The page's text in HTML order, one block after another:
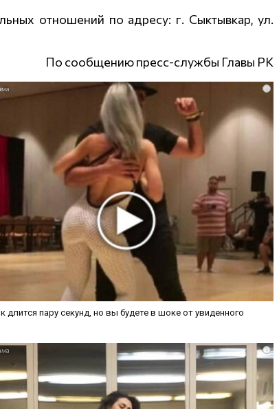
отношений по адресу: г. Сыктывкар, ул.
По сообщению пресс-службы Главы РК
i
длится пару секунд, но вы будете в шоке от увиденного
i